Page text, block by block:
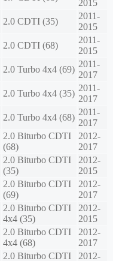
2015
2.0 CDTI (35)
2011-
2015
2.0 CDTI (68)
2011-
2015
2.0 Turbo 4x4 (69)
2011-
2017
2.0 Turbo 4x4 (35)
2011-
2017
2.0 Turbo 4x4 (68)
2011-
2017
2.0 Biturbo CDTI
(68)
2012-
2017
2.0 Biturbo CDTI
(35)
2012-
2015
2.0 Biturbo CDTI
(69)
2012-
2017
2.0 Biturbo CDTI
4x4 (35)
2012-
2015
2.0 Biturbo CDTI
4x4 (68)
2012-
2017
2.0 Biturbo CDTI
2012-